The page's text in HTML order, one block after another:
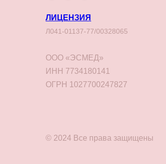
ЛИЦЕНЗИЯ
Л041-01137-77/00328065
ООО «ЭСМЕД»
ИНН 7734180141
ОГРН 1027700247827
© 2024 Все права защищены